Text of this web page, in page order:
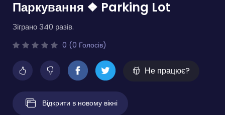
Паркування ❖ Parking Lot
Зіграно 340 разів.
0 (0 Голосів)
Не працює?
Відкрити в новому вікні